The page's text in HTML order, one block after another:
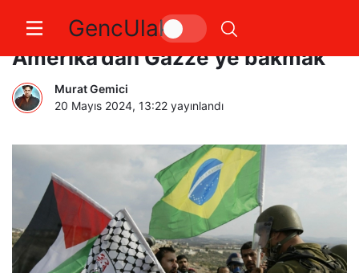
GencUlak
Filistin Röportajları | 3. Latin
Amerika’dan Gazze’ye bakmak
Murat Gemici
20 Mayıs 2024, 13:22 yayınlandı